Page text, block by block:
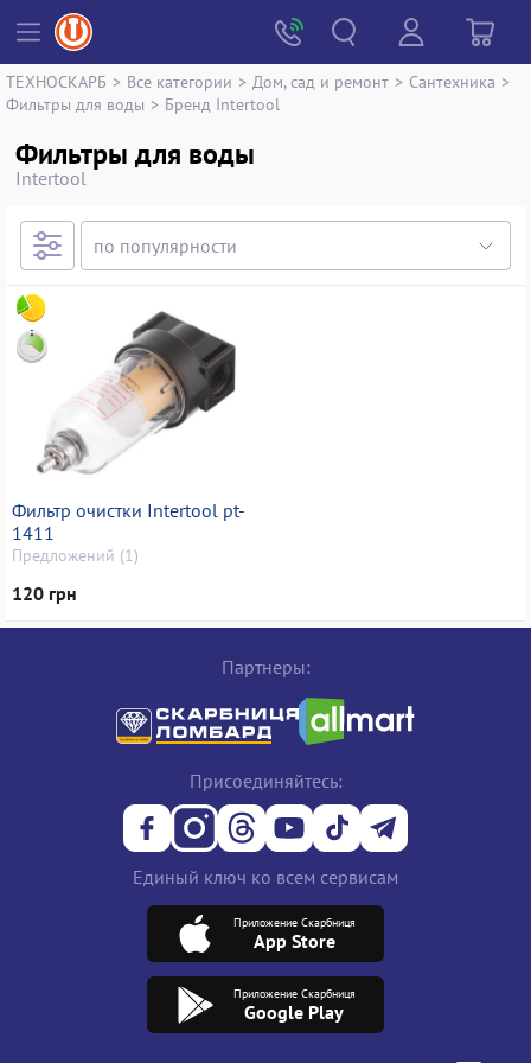
ТЕХНОСКАРБ > Все категории > Дом, сад и ремонт > Сантехника >
Фильтры для воды > Бренд Intertool
Фильтры для воды
Intertool
Фильтр очистки Intertool pt-
1411
Предложений (1)
120 грн
Партнеры:
Присоединяйтесь:
Единый ключ ко всем сервисам
Приложение Скарбниця
App Store
Приложение Скарбниця
Google Play